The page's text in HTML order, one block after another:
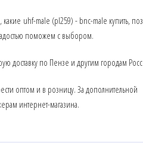
uhf-male (pl259) - bnc-male купить,
поможем с выбором.
доставку по Пензе и другим городам
оптом и в розницу. За дополнительной
интернет-магазина.